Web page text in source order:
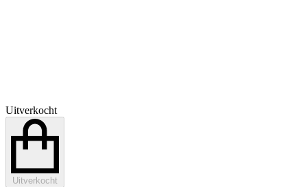
Uitverkocht
Uitverkocht